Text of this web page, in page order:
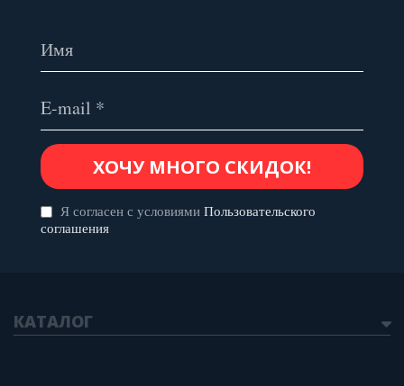
Я согласен с условиями Пользовательского
соглашения
КАТАЛОГ